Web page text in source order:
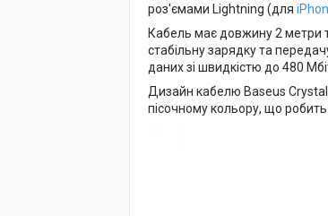
роз'ємами Lightning (для
Кабель має довжину 2 метри
стабільну зарядку та
даних зі швидкістю до 480
Дизайн кабелю Baseus
пісочному кольору, що